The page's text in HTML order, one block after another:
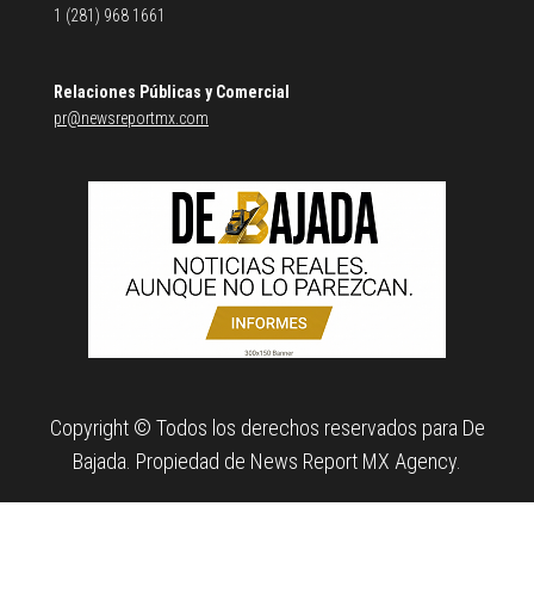
1 (281) 968 1661
Relaciones Públicas y Comercial
pr@newsreportmx.com
Copyright © Todos los derechos reservados para De
Bajada. Propiedad de News Report MX Agency.